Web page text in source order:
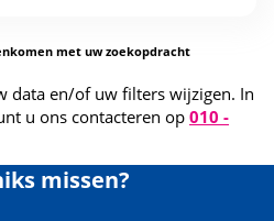
met uw zoekopdracht
data en/of uw filters wijzigen. In
u ons contacteren op 010 -
missen?